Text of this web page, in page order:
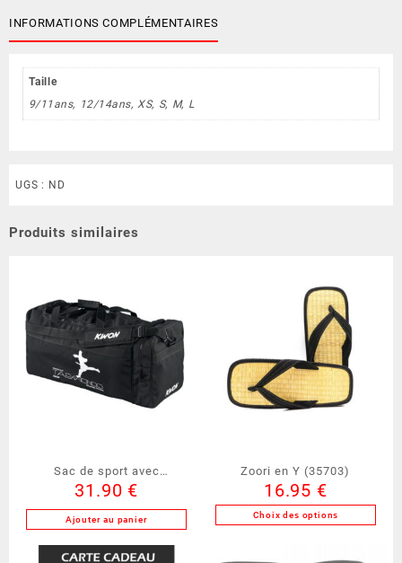
Taekwondo
(
)
INFORMATIONS COMPLÉMENTAIRES
Taille
9/11ans, 12/14ans, XS, S, M, L
UGS : ND
Produits similaires
Sac de sport avec
TAEKWONDO (50170TKD)
31.90 €
Ajouter au panier
Zoori en Y (35703)
16.95 €
Choix des options